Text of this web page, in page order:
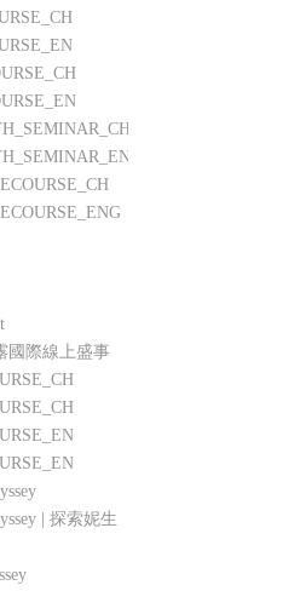
國際線上盛事
| 探索妮生